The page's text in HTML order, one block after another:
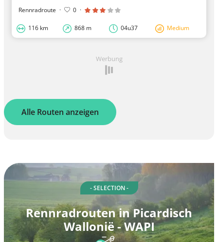
Rennradroute · 0 ·
116 km 868 m 04u37 Medium
Werbung
Alle Routen anzeigen
- SELECTION -
Rennradrouten in Picardisch
Wallonië - WAPI